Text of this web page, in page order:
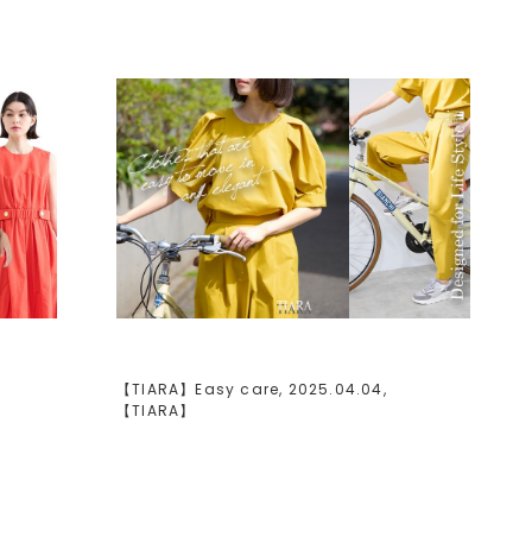
【TIARA】Easy care, 2025.04.04,
【TIARA】